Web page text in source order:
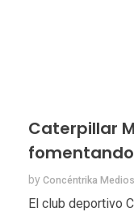
Caterpillar
by Concéntrika Medios
El club deportivo